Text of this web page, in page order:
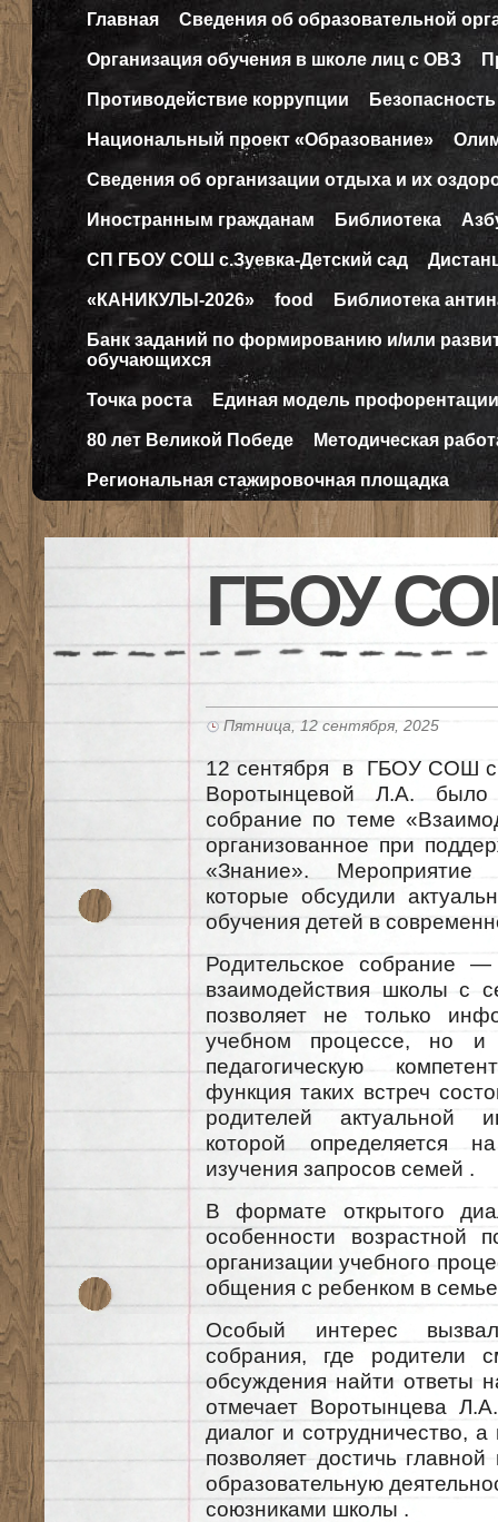
Главная Сведения об образовательной
Организация обучения в школе лиц с ОВЗ
Противодействие коррупции Безопасность
Национальный проект «Образование»
Сведения об организации отдыха и их
Иностранным гражданам Библиотека
СП ГБОУ СОШ с.Зуевка-Детский сад
«КАНИКУЛЫ-2026» food Библиотека
Банк заданий по формированию и/или
обучающихся
Точка роста Единая модель профорентации
80 лет Великой Победе Методическая
Региональная стажировочная площадка
ГБОУ
Пятница, 12 сентября, 2025
12 сентября в ГБОУ СОШ
Воротынцевой Л.А. было
собрание по теме
организованное при
«Знание».
которые обсудили
обучения детей в
Родительское собрание
взаимодействия школы с
позволяет не только
учебном процессе, но и
педагогическую
функция таких встреч
родителей актуальной
которой определяется
изучения запросов семей .
В формате открытого
особенности возрастной
организации учебного
общения с ребенком в
Особый интерес
собрания, где родители
обсуждения найти ответы
отмечает Воротынцева
диалог и сотрудничество,
позволяет достичь
образовательную
союзниками школы .